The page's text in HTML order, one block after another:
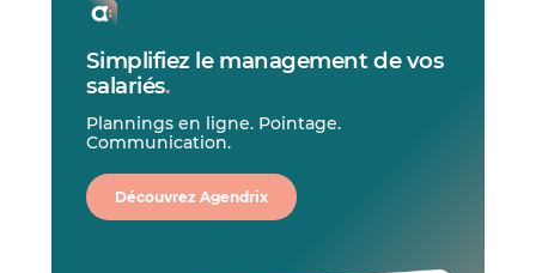
Simplifiez le management de vos
salariés.
Plannings en ligne. Pointage.
Communication.
Découvrez Agendrix